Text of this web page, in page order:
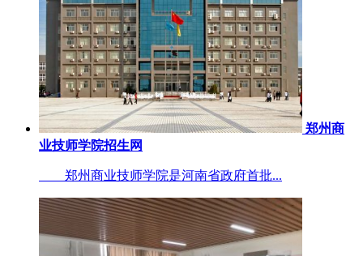
郑州商
业技师学院招生网
郑州商业技师学院是河南省政府首批...